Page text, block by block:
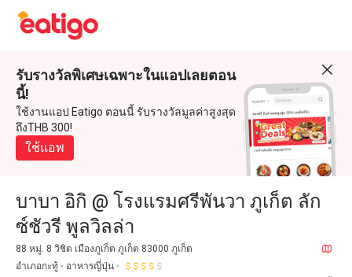
รับรางวัลพิเศษเฉพาะในแอปเลยตอน
นี้!
ใช้งานแอป Eatigo ตอนนี้ รับรางวัลมูลค่าสูงสุด
ถึงTHB 300!
ใช้แอพ
บาบา อิกิ @ โรงแรมศรีพันวา ภูเก็ต ลัก
ซ์ชัวรี พูลวิลล่า
88 หมู่. 8 วิชิต เมืองภูเก็ต ภูเก็ต 83000 ภูเก็ต
อำเภอกะทู้
อาหารญี่ปุ่น